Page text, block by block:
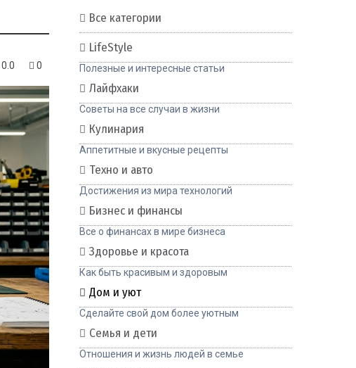
0.0 0
Все категории
LifeStyle
Полезные и интересные статьи
Лайфхаки
Советы на все случаи в жизни
Кулинария
Аппетитные и вкусные рецепты
Техно и авто
Достижения из мира технологий
Бизнес и финансы
Все о финансах в мире бизнеса
Здоровье и красота
Как быть красивым и здоровым
Дом и уют
Сделайте свой дом более уютным
Семья и дети
Отношения и жизнь людей в семье